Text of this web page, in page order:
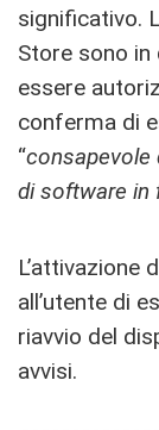
significativo.
Store sono
essere
conferma di
“consapevole
di software in
L’attivazione
all’utente di
riavvio del
avvisi.